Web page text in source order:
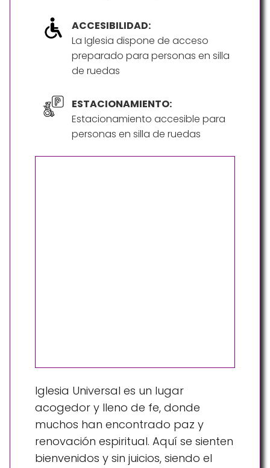
ACCESIBILIDAD:
La Iglesia dispone de acceso
preparado para personas en silla
de ruedas
ESTACIONAMIENTO:
Estacionamiento accesible para
personas en silla de ruedas
Iglesia Universal es un lugar
acogedor y lleno de fe, donde
muchos han encontrado paz y
renovación espiritual. Aquí se sienten
bienvenidos y sin juicios, siendo el